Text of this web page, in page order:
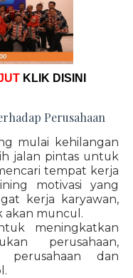
KLIK DISINI
Perusahaan
mulai kehilangan
jalan pintas untuk
tempat kerja
motivasi yang
kerja karyawan,
akan muncul.
meningkatkan
perusahaan,
dan